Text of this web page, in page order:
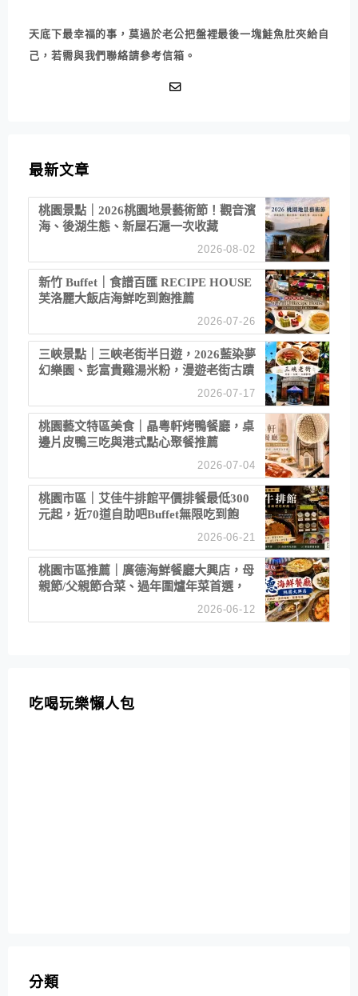
天底下最幸福的事，莫過於老公把盤裡最後一塊鮭魚肚夾給自
己，若需與我們聯絡請參考信箱。
最新文章
桃園景點｜2026桃園地景藝術節！觀音濱
海、後湖生態、新屋石滬一次收藏
2026-08-02
新竹 Buffet｜食譜百匯 RECIPE HOUSE
芙洛麗大飯店海鮮吃到飽推薦
2026-07-26
三峽景點｜三峽老街半日遊，2026藍染夢
幻樂園、彭富貴雞湯米粉，漫遊老街古蹟
2026-07-17
桃園藝文特區美食｜晶粵軒烤鴨餐廳，桌
邊片皮鴨三吃與港式點心聚餐推薦
2026-07-04
桃園市區｜艾佳牛排館平價排餐最低300
元起，近70道自助吧Buffet無限吃到飽
2026-06-21
桃園市區推薦｜廣德海鮮餐廳大興店，母
親節/父親節合菜、過年圍爐年菜首選，
2026-06-12
吃喝玩樂懶人包
分類